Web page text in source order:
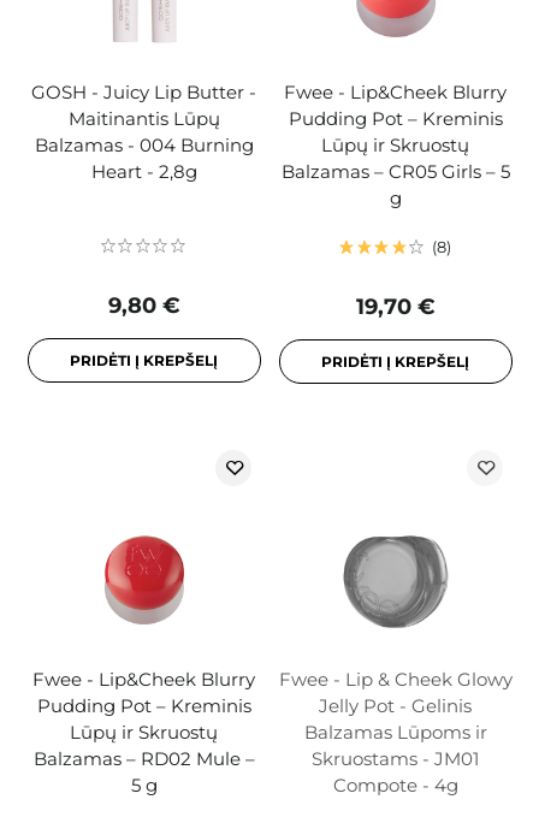
GOSH - Juicy Lip Butter -
Maitinantis Lūpų
Balzamas - 004 Burning
Heart - 2,8g
9,80 €
PRIDĖTI Į KREPŠELĮ
Fwee - Lip&Cheek Blurry
Pudding Pot – Kreminis
Lūpų ir Skruostų
Balzamas – CR05 Girls – 5
g
8
19,70 €
PRIDĖTI Į KREPŠELĮ
Fwee - Lip&Cheek Blurry
Pudding Pot – Kreminis
Lūpų ir Skruostų
Balzamas – RD02 Mule –
5 g
Fwee - Lip & Cheek Glowy
Jelly Pot - Gelinis
Balzamas Lūpoms ir
Skruostams - JM01
Compote - 4g